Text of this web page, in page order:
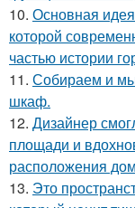
10. Основная
которой
частью истории
11. Собираем и
шкаф.
12. Дизайнер
площади и
расположения
13. Это